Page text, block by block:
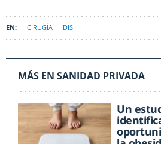
CIRUGÍA IDIS
MÁS EN SANIDAD PRIVADA
Un